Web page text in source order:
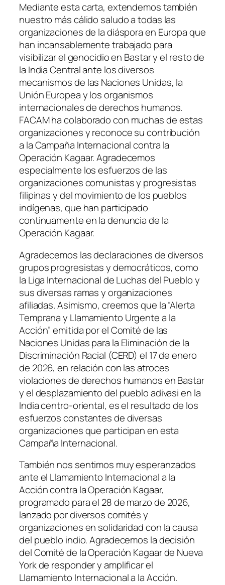
Mediante esta carta, extendemos también
nuestro más cálido saludo a todas las
organizaciones de la diáspora en Europa que
han incansablemente trabajado para
visibilizar el genocidio en Bastar y el resto de
la India Central ante los diversos
mecanismos de las Naciones Unidas, la
Unión Europea y los organismos
internacionales de derechos humanos.
FACAM ha colaborado con muchas de estas
organizaciones y reconoce su contribución
a la Campaña Internacional contra la
Operación Kagaar. Agradecemos
especialmente los esfuerzos de las
organizaciones comunistas y progresistas
filipinas y del movimiento de los pueblos
indígenas, que han participado
continuamente en la denuncia de la
Operación Kagaar.
Agradecemos las declaraciones de diversos
grupos progresistas y democráticos, como
la Liga Internacional de Luchas del Pueblo y
sus diversas ramas y organizaciones
afiliadas. Asimismo, creemos que la “Alerta
Temprana y Llamamiento Urgente a la
Acción” emitida por el Comité de las
Naciones Unidas para la Eliminación de la
Discriminación Racial (CERD) el 17 de enero
de 2026, en relación con las atroces
violaciones de derechos humanos en Bastar
y el desplazamiento del pueblo adivasi en la
India centro-oriental, es el resultado de los
esfuerzos constantes de diversas
organizaciones que participan en esta
Campaña Internacional.
También nos sentimos muy esperanzados
ante el Llamamiento Internacional a la
Acción contra la Operación Kagaar,
programado para el 28 de marzo de 2026,
lanzado por diversos comités y
organizaciones en solidaridad con la causa
del pueblo indio. Agradecemos la decisión
del Comité de la Operación Kagaar de Nueva
York de responder y amplificar el
Llamamiento Internacional a la Acción.